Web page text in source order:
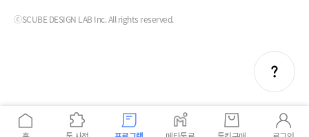
ⓒSCUBE DESIGN LAB Inc. All rights reserved.